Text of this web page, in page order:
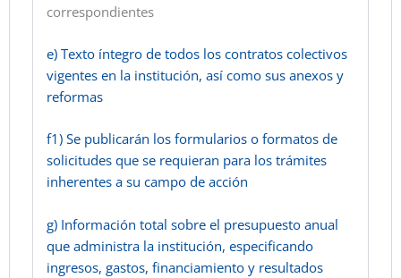
correspondientes
e) Texto íntegro de todos los contratos colectivos
vigentes en la institución, así como sus anexos y
reformas
f1) Se publicarán los formularios o formatos de
solicitudes que se requieran para los trámites
inherentes a su campo de acción
g) Información total sobre el presupuesto anual
que administra la institución, especificando
ingresos, gastos, financiamiento y resultados